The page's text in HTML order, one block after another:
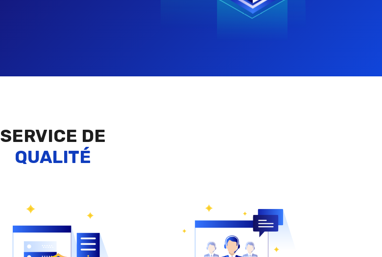
SERVICE DE
QUALITÉ